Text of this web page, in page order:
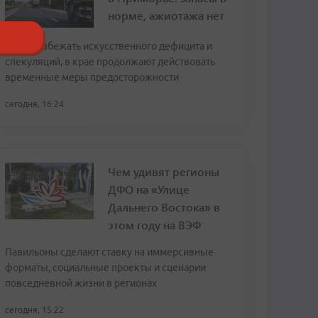
норме, ажиотажа нет
Чтобы избежать искусственного дефицита и
спекуляций, в крае продолжают действовать
временные меры предосторожности
сегодня, 16:24
Чем удивят регионы
ДФО на «Улице
Дальнего Востока» в
этом году на ВЭФ
Павильоны сделают ставку на иммерсивные
форматы, социальные проекты и сценарии
повседневной жизни в регионах
сегодня, 15:22